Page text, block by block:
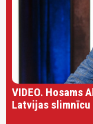
VIDEO. Hosams
Latvijas slimnīcu